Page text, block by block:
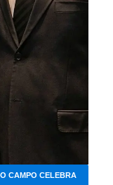
CAMPO CELEBRA